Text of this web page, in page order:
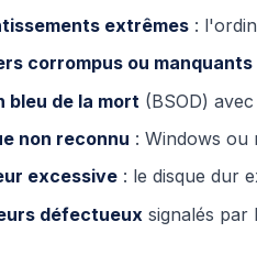
extrêmes :
corrompus ou manquants
bleu de la mort (BSOD)
non reconnu : Windows ou
excessive : le disque dur
défectueux signalés par